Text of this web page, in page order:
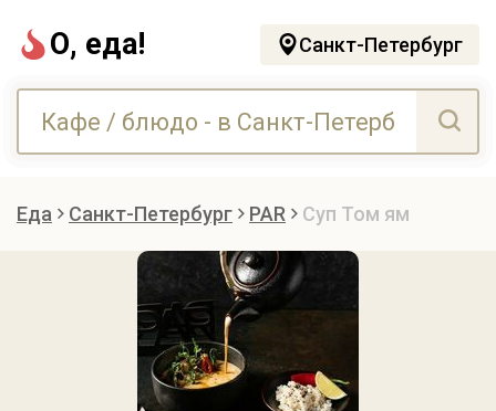
О, еда! Санкт-Петербург
Еда Санкт-Петербург PAR Суп Том ям